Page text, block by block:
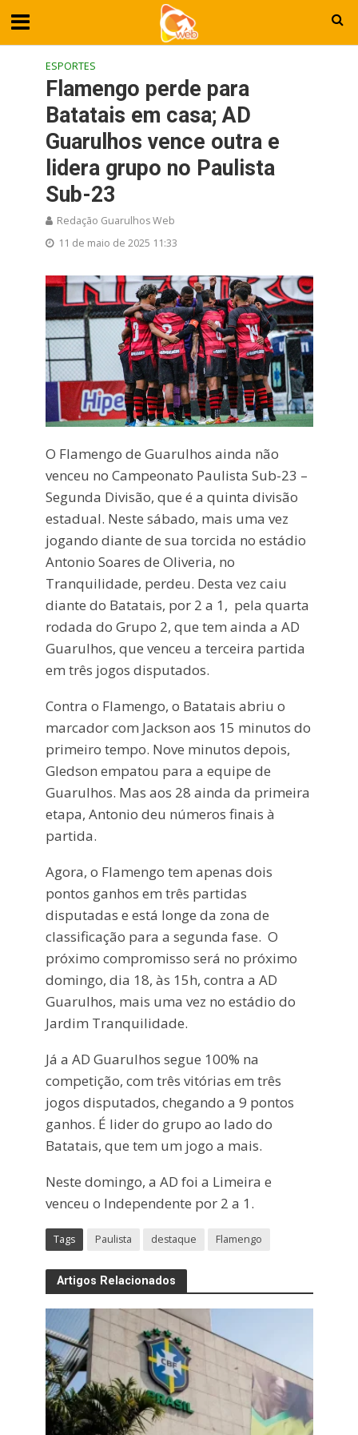
ESPORTES
Flamengo perde para
Batatais em casa; AD
Guarulhos vence outra e
lidera grupo no Paulista
Sub-23
Redação Guarulhos Web
11 de maio de 2025 11:33
O Flamengo de Guarulhos ainda não
venceu no Campeonato Paulista Sub-23 –
Segunda Divisão, que é a quinta divisão
estadual. Neste sábado, mais uma vez
jogando diante de sua torcida no estádio
Antonio Soares de Oliveria, no
Tranquilidade, perdeu. Desta vez caiu
diante do Batatais, por 2 a 1, pela quarta
rodada do Grupo 2, que tem ainda a AD
Guarulhos, que venceu a terceira partida
em três jogos disputados.
Contra o Flamengo, o Batatais abriu o
marcador com Jackson aos 15 minutos do
primeiro tempo. Nove minutos depois,
Gledson empatou para a equipe de
Guarulhos. Mas aos 28 ainda da primeira
etapa, Antonio deu números finais à
partida.
Agora, o Flamengo tem apenas dois
pontos ganhos em três partidas
disputadas e está longe da zona de
classificação para a segunda fase. O
próximo compromisso será no próximo
domingo, dia 18, às 15h, contra a AD
Guarulhos, mais uma vez no estádio do
Jardim Tranquilidade.
Já a AD Guarulhos segue 100% na
competição, com três vitórias em três
jogos disputados, chegando a 9 pontos
ganhos. É lider do grupo ao lado do
Batatais, que tem um jogo a mais.
Neste domingo, a AD foi a Limeira e
venceu o Independente por 2 a 1.
Tags Paulista destaque Flamengo
Artigos Relacionados